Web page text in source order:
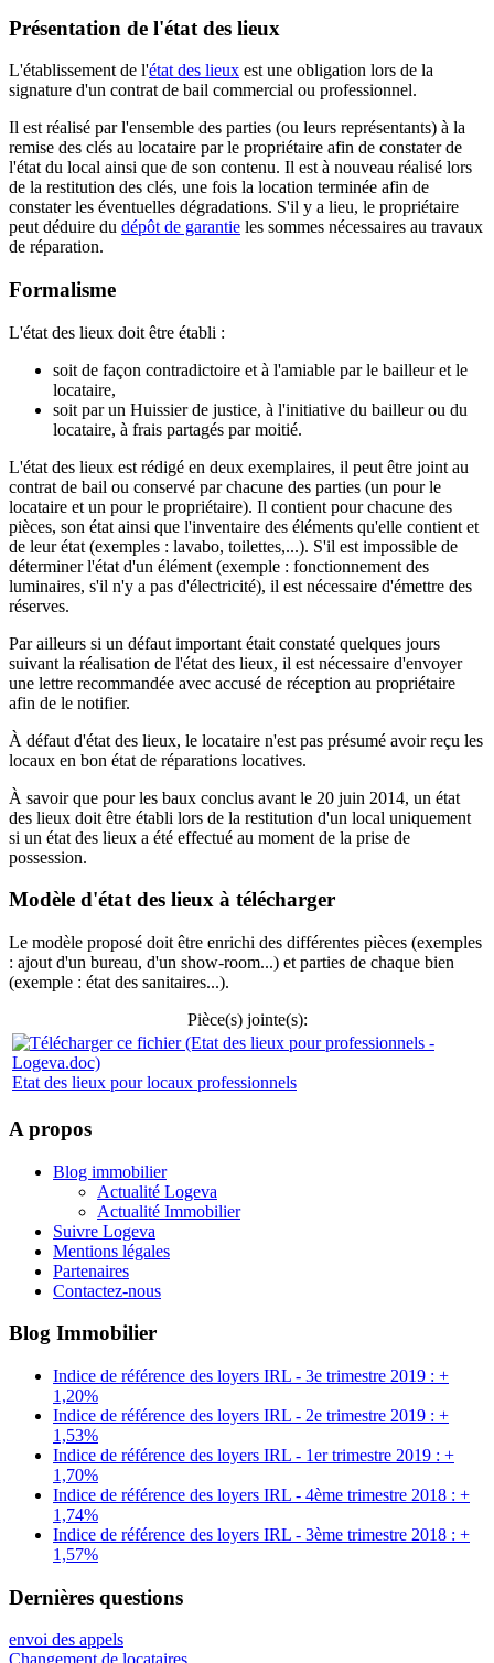
Présentation de l'état des lieux
L'établissement de l'état des lieux est une obligation lors de la
signature d'un contrat de bail commercial ou professionnel.
Il est réalisé par l'ensemble des parties (ou leurs représentants) à la
remise des clés au locataire par le propriétaire afin de constater de
l'état du local ainsi que de son contenu. Il est à nouveau réalisé lors
de la restitution des clés, une fois la location terminée afin de
constater les éventuelles dégradations. S'il y a lieu, le propriétaire
peut déduire du dépôt de garantie les sommes nécessaires au travaux
de réparation.
Formalisme
L'état des lieux doit être établi :
soit de façon contradictoire et à l'amiable par le bailleur et le
locataire,
soit par un Huissier de justice, à l'initiative du bailleur ou du
locataire, à frais partagés par moitié.
L'état des lieux est rédigé en deux exemplaires, il peut être joint au
contrat de bail ou conservé par chacune des parties (un pour le
locataire et un pour le propriétaire). Il contient pour chacune des
pièces, son état ainsi que l'inventaire des éléments qu'elle contient et
de leur état (exemples : lavabo, toilettes,...). S'il est impossible de
déterminer l'état d'un élément (exemple : fonctionnement des
luminaires, s'il n'y a pas d'électricité), il est nécessaire d'émettre des
réserves.
Par ailleurs si un défaut important était constaté quelques jours
suivant la réalisation de l'état des lieux, il est nécessaire d'envoyer
une lettre recommandée avec accusé de réception au propriétaire
afin de le notifier.
À défaut d'état des lieux, le locataire n'est pas présumé avoir reçu les
locaux en bon état de réparations locatives.
À savoir que pour les baux conclus avant le 20 juin 2014, un état
des lieux doit être établi lors de la restitution d'un local uniquement
si un état des lieux a été effectué au moment de la prise de
possession.
Modèle d'état des lieux à télécharger
Le modèle proposé doit être enrichi des différentes pièces (exemples
: ajout d'un bureau, d'un show-room...) et parties de chaque bien
(exemple : état des sanitaires...).
Pièce(s) jointe(s):
Etat des lieux pour locaux professionnels
A propos
Blog immobilier
Actualité Logeva
Actualité Immobilier
Suivre Logeva
Mentions légales
Partenaires
Contactez-nous
Blog Immobilier
Indice de référence des loyers IRL - 3e trimestre 2019 : +
1,20%
Indice de référence des loyers IRL - 2e trimestre 2019 : +
1,53%
Indice de référence des loyers IRL - 1er trimestre 2019 : +
1,70%
Indice de référence des loyers IRL - 4ème trimestre 2018 : +
1,74%
Indice de référence des loyers IRL - 3ème trimestre 2018 : +
1,57%
Dernières questions
envoi des appels